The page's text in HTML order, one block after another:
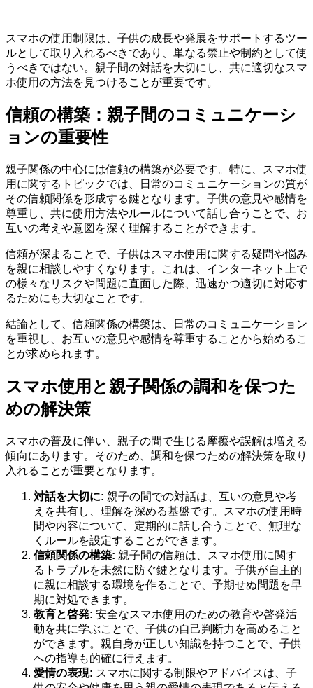
スマホの使用制限は、子供の成長や発展をサポートするツー
ルとして取り入れるべきであり、単なる禁止や制約として使
うべきではない。親子間の対話を大切にし、共に適切なスマ
ホ使用の方法を見つけることが重要です。
信頼の構築：親子間のコミュニケーシ
ョンの重要性
親子関係の中心には信頼の構築が必要です。特に、スマホ使
用に関するトピックでは、日常のコミュニケーションの質が
その信頼関係を形成する鍵となります。子供の意見や感情を
尊重し、共に使用方法やルールについて話し合うことで、お
互いの考えや意図を深く理解することができます。
信頼が深まることで、子供はスマホ使用に関する疑問や悩み
を親に相談しやすくなります。これは、インターネット上で
の様々なリスクや問題に直面した際、迅速かつ適切に対応す
るためにも大切なことです。
結論として、信頼関係の構築は、日常のコミュニケーション
を重視し、お互いの意見や感情を尊重することから始めるこ
とが求められます。
スマホ使用と親子関係の調和を保つた
めの解決策
スマホの普及に伴い、親子の間で生じる摩擦や誤解は増える
傾向にあります。そのため、調和を保つための解決策を取り
入れることが重要となります。
対話を大切に: 親子の間での対話は、互いの意見や考
えを共有し、理解を深める基盤です。スマホの使用時
間や内容について、定期的に話し合うことで、無理な
くルールを設定することができます。
信頼関係の構築: 親子間の信頼は、スマホ使用に関す
るトラブルを未然に防ぐ鍵となります。子供が自主的
に親に相談する環境を作ることで、予期せぬ問題を早
期に対処できます。
教育と啓発: 安全なスマホ使用のための教育や啓発活
動を共に学ぶことで、子供の自己判断力を高めること
ができます。親自身が正しい知識を持つことで、子供
への指導も的確に行えます。
愛情の表現: スマホに関する制限やアドバイスは、子